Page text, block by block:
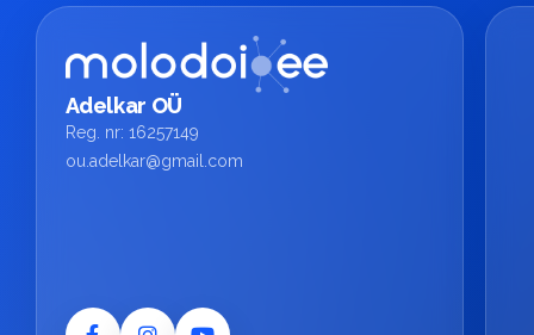
Adelkar OÜ
Reg. nr: 16257149
ou.adelkar@gmail.com